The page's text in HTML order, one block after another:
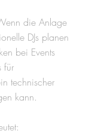
die Anlage
DJs planen
bei Events
für
technischer
kann.